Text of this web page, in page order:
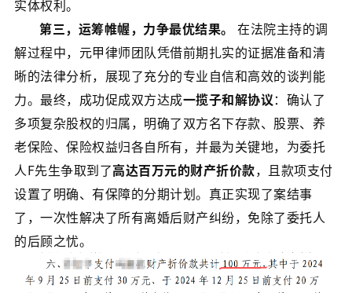
实体权利。
第三，运筹帷幄，力争最优结果。
在法院主持的调
解过程中，元甲律师团队凭借前期扎实的证据准备和清
晰的法律分析，展现了充分的专业自信和高效的谈判能
力。最终，成功促成双方达成一揽子和解协议​：确认了
多项复杂股权的归属，明确了双方名下存款、股票、养
老保险、保险权益归各自所有，并最为关键地，为委托
人F先生争取到了高达百万元的财产折价款，且款项支付
设置了明确、有保障的分期计划。真正实现了案结事
了，一次性解决了所有离婚后财产纠纷，免除了委托人
的后顾之忧。